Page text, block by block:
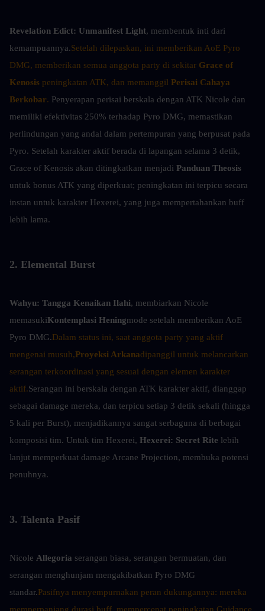
Revelation Edict: Unmanifest Light, membentuk inti dari
kemampuannya.Setelah dilepaskan, ini memberikan AoE Pyro
DMG, memberikan semua anggota party di sekitar Grace of
Kenosis peningkatan ATK, dan memanggil Perisai Cahaya
Berkobar. Penyerapan perisai berskala dengan ATK Nicole dan
memiliki efektivitas 250% terhadap Pyro DMG, memastikan
perlindungan yang andal dalam pertempuran yang berpusat pada
Pyro. Setelah karakter aktif berada di lapangan selama 3 detik,
Grace of Kenosis akan ditingkatkan menjadi Panduan Theosis
untuk bonus ATK yang diperkuat; peningkatan ini terpicu secara
instan untuk karakter Hexerei, yang juga mempertahankan buff
lebih lama.
2. Elemental Burst
Wahyu: Tangga Kenaikan Ilahi, membiarkan Nicole
memasukiKontemplasi Heningmode setelah memberikan AoE
Pyro DMG.Dalam status ini, saat anggota party yang aktif
mengenai musuh,Proyeksi Arkanadipanggil untuk melancarkan
serangan terkoordinasi yang sesuai dengan elemen karakter
aktif.Serangan ini berskala dengan ATK karakter aktif, dianggap
sebagai damage mereka, dan terpicu setiap 3 detik sekali (hingga
5 kali per Burst), menjadikannya sangat serbaguna di berbagai
komposisi tim. Untuk tim Hexerei, Hexerei: Secret Rite lebih
lanjut memperkuat damage Arcane Projection, membuka potensi
penuhnya.
3. Talenta Pasif
Nicole Allegoria serangan biasa, serangan bermuatan, dan
serangan menghunjam mengakibatkan Pyro DMG
standar.Pasifnya menyempurnakan peran dukungannya: mereka
memperpanjang durasi buff, mempercepat peningkatan Guidance